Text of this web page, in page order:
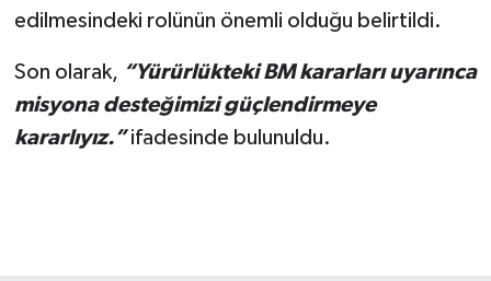
edilmesindeki rolünün önemli olduğu belirtildi.
Son olarak, “Yürürlükteki BM kararları uyarınca
misyona desteğimizi güçlendirmeye
kararlıyız.”ifadesinde bulunuldu.